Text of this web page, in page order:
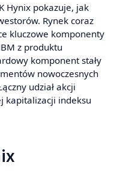
Hynix pokazuje, jak
Rynek coraz
kluczowe komponenty
z produktu
komponent stały
nowoczesnych
udział akcji
kapitalizacji indeksu